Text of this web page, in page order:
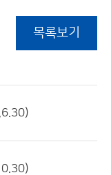
목록보기